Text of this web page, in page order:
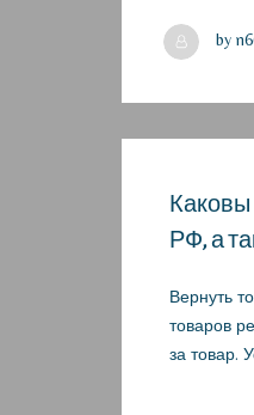
by
Каковы
РФ, а
Вернуть
товаров
за товар.